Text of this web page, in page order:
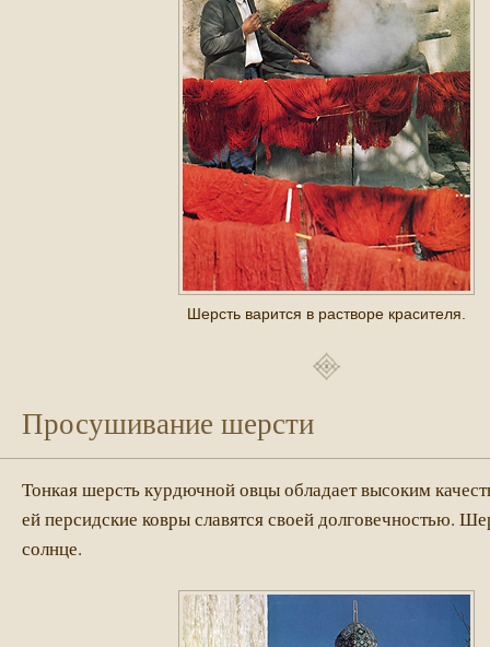
Шерсть варится в растворе красителя.
Просушивание шерсти
Тонкая шерсть курдючной овцы обладает высоким
ей персидские ковры славятся своей долговечностью.
солнце.